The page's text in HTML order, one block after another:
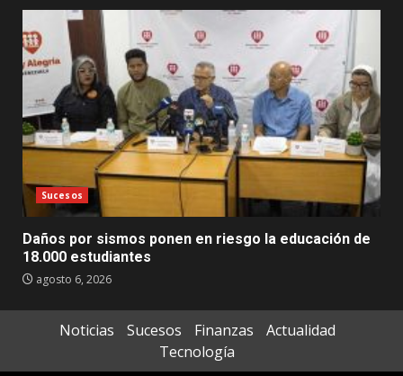
Sucesos
Daños por sismos ponen en riesgo la educación de
18.000 estudiantes
agosto 6, 2026
Noticias Sucesos Finanzas
Actualidad
Tecnología